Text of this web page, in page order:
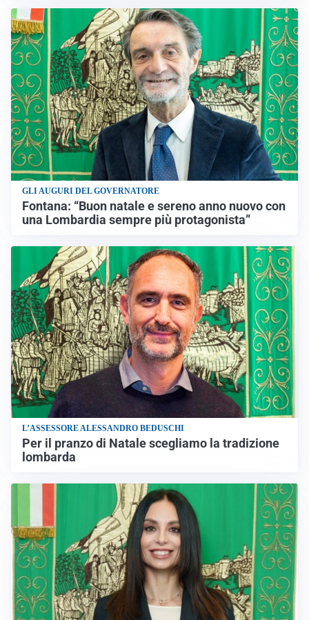
GLI AUGURI DEL GOVERNATORE
Fontana: “Buon natale e sereno anno nuovo con
una Lombardia sempre più protagonista”
L’ASSESSORE ALESSANDRO BEDUSCHI
Per il pranzo di Natale scegliamo la tradizione
lombarda